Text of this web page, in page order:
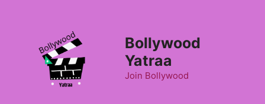
Bollywood
Yatraa
Join Bollywood